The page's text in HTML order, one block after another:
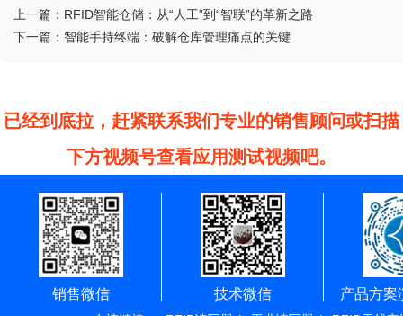
上一篇： RFID智能仓储：从“人工”到“智联”的革新之路
下一篇： 智能手持终端：破解仓库管理痛点的关键
已经到底拉，赶紧联系我们专业的销售顾问或扫描
下方视频号查看应用测试视频吧。
销售微信 技术微信 产品方案